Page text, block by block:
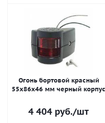
Огонь бортовой красный
55х86х46 мм черный корпус
4 404 руб./шт